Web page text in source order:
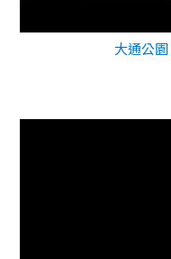
大通公